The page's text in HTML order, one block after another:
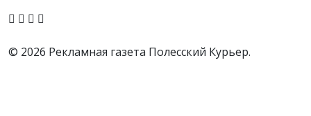
© 2026 Рекламная газета Полесский Курьер.